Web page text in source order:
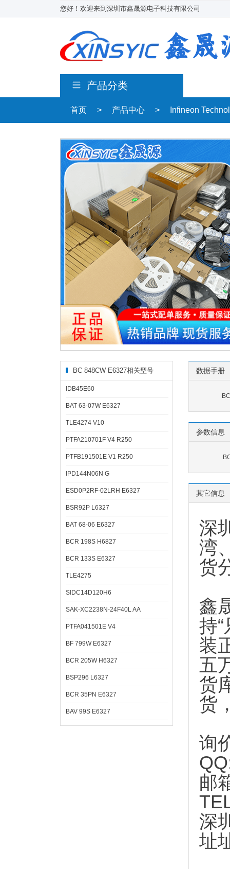
您好！欢迎来到深圳市鑫晟源电子科技有限公司
产品分类
首页 > 产品中心 > Infineon
BC 848CW E6327相关型号
IDB45E60
BAT 63-07W E6327
TLE4274 V10
PTFA210701F V4 R250
PTFB191501E V1 R250
IPD144N06N G
ESD0P2RF-02LRH E6327
BSR92P L6327
BAT 68-06 E6327
BCR 198S H6827
BCR 133S E6327
TLE4275
SIDC14D120H6
SAK-XC2238N-24F40L AA
PTFA041501E V4
BF 799W E6327
BCR 205W H6327
BSP296 L6327
BCR 35PN E6327
BAV 99S E6327
数据手册
参数信息
其它信息
深
湾
货
鑫
持
装
五
货
货
询
邮
深
址